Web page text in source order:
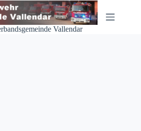
Vallendar